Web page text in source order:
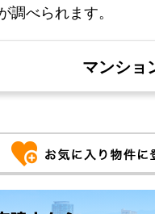
調べられます。
マンショ